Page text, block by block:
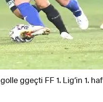
ggeçti FF 1. Lig‘in 1.